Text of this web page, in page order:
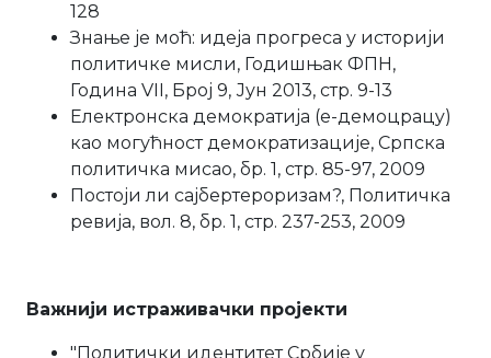
128
Знање је моћ: идеја прогреса у историји
политичке мисли, Годишњак ФПН,
Година VII, Број 9, Јун 2013, стр. 9-13
Електронска демократија (е-демоцрацy)
као могућност демократизације, Српска
политичка мисао, бр. 1, стр. 85-97, 2009
Постоји ли сајбертероризам?, Политичка
ревија, вол. 8, бр. 1, стр. 237-253, 2009
Важнији истраживачки пројекти
"Политички идентитет Србије у